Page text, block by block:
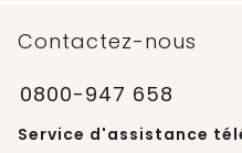
Contactez-nous
0800-947 658
Service d'assistance